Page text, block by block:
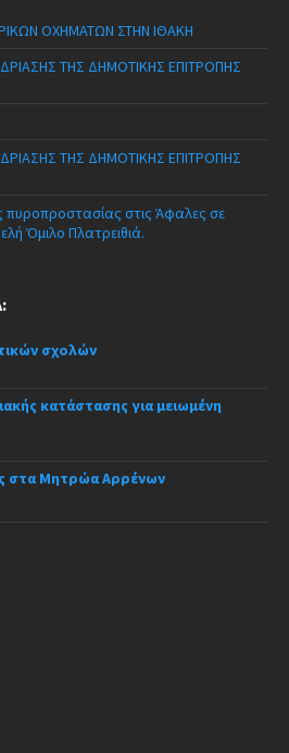
ΟΧΗΜΑΤΩΝ ΣΤΗΝ ΙΘΑΚΗ
ΤΗΣ ΔΗΜΟΤΙΚΗΣ ΕΠΙΤΡΟΠΗΣ
ΤΗΣ ΔΗΜΟΤΙΚΗΣ ΕΠΙΤΡΟΠΗΣ
πυροπροστασίας στις Άφαλες σε
Όμιλο Πλατρειθιά.
σχολών
κατάστασης για μειωμένη
στα Μητρώα Αρρένων